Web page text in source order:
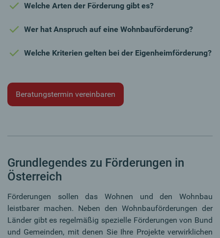
Welche Arten der Förderung gibt es?
Wer hat Anspruch auf eine Wohnbauförderung?
Welche Kriterien gelten bei der Eigenheimförderung?
Beratungstermin vereinbaren
Grundlegendes zu Förderungen in
Österreich
Förderungen sollen das Wohnen und den Wohnbau
leistbarer machen. Neben den Wohnbauförderungen der
Länder gibt es regelmäßig spezielle Förderungen von Bund
und Gemeinden, mit denen Sie Ihre Projekte verwirklichen